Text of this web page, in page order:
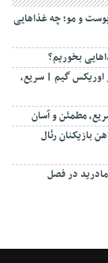
را پیش‌بینی